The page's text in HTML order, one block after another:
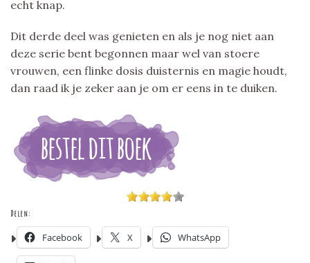
echt knap.
Dit derde deel was genieten en als je nog niet aan
deze serie bent begonnen maar wel van stoere
vrouwen, een flinke dosis duisternis en magie houdt,
dan raad ik je zeker aan je om er eens in te duiken.
Delen:
Facebook X WhatsApp